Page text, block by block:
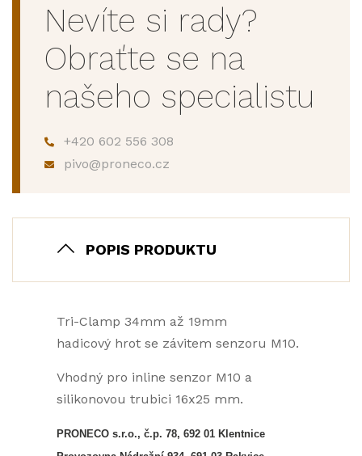
Nevíte si rady?
Obraťte se na
našeho specialistu
+420 602 556 308
pivo@proneco.cz
POPIS PRODUKTU
Tri-Clamp 34mm až 19mm
hadicový hrot se závitem senzoru M10.
Vhodný pro inline senzor M10 a
silikonovou trubici 16x25 mm.
PRONECO s.r.o., č.p. 78, 692 01 Klentnice